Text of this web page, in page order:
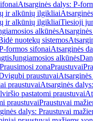
Atsarginės dalys: P-
ir alkūnių ilgikliai
ir alkūnių ilgikliaiTiesioji
alkūnės
nuotekų sistemos
formos sifonaiAtsarginės
Jungiamosios alkūnės
Prausimosi zonaPraustuvai
praustuvai
praustuvaiAtsarginės
pastatomi praustuvai
praustuvaiPraustuvai
dalys: Praustuvai